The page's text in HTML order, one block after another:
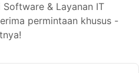
Software & Layanan IT
permintaan khusus -